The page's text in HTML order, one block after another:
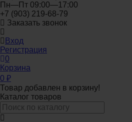
Пн—Пт 09:00—17:00
+7 (903) 219-68-79
Заказать звонок
Вход
Регистрация
0
Корзина
0 ₽
Товар добавлен в корзину!
Каталог товаров